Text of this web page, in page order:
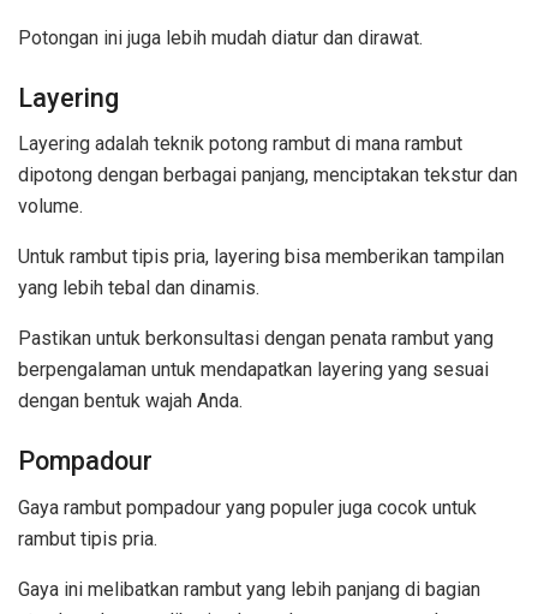
Potongan ini juga lebih mudah diatur dan dirawat.
Layering
Layering adalah teknik potong rambut di mana rambut
dipotong dengan berbagai panjang, menciptakan tekstur dan
volume.
Untuk rambut tipis pria, layering bisa memberikan tampilan
yang lebih tebal dan dinamis.
Pastikan untuk berkonsultasi dengan penata rambut yang
berpengalaman untuk mendapatkan layering yang sesuai
dengan bentuk wajah Anda.
Pompadour
Gaya rambut pompadour yang populer juga cocok untuk
rambut tipis pria.
Gaya ini melibatkan rambut yang lebih panjang di bagian